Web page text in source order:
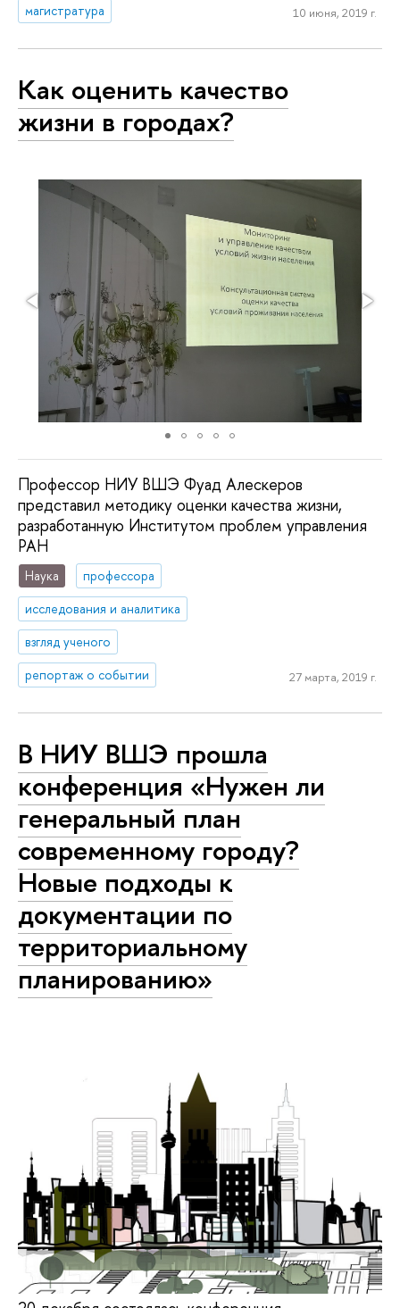
магистратура
10 июня, 2019 г.
Как оценить качество
жизни в городах?
Профессор НИУ ВШЭ Фуад Алескеров
представил методику оценки качества жизни,
разработанную Институтом проблем управления
РАН
Наука
профессора
исследования и аналитика
взгляд ученого
репортаж о событии
27 марта, 2019 г.
В НИУ ВШЭ прошла
конференция «Нужен ли
генеральный план
современному городу?
Новые подходы к
документации по
территориальному
планированию»